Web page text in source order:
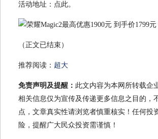
活动地址：点此。
（正文已结束）
推荐阅读： 超大
免责声明及提醒： 此文内容为本网所转载企
相关信息仅为宣传及传递更多信息之目的，
点，文章真实性请浏览者慎重核实！任何投
险，提醒广大民众投资需谨慎！